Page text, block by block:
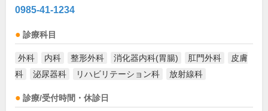
0985-41-1234
診療科目
外科 内科 整形外科 消化器内科(胃腸) 肛門外科
皮膚
科
泌尿器科 リハビリテーション科 放射線科
診療/受付時間・休診日